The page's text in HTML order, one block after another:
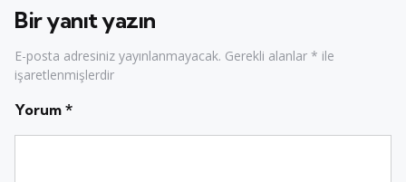
Bir yanıt yazın
E-posta adresiniz yayınlanmayacak. Gerekli alanlar * ile
işaretlenmişlerdir
Yorum *